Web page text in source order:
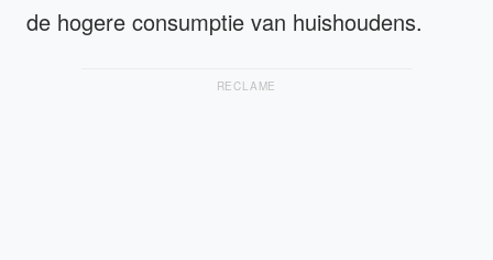
de hogere consumptie van huishoudens.
RECLAME